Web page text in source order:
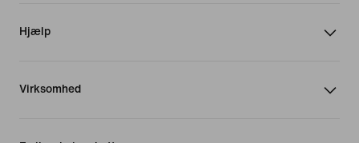
Hjælp
Virksomhed